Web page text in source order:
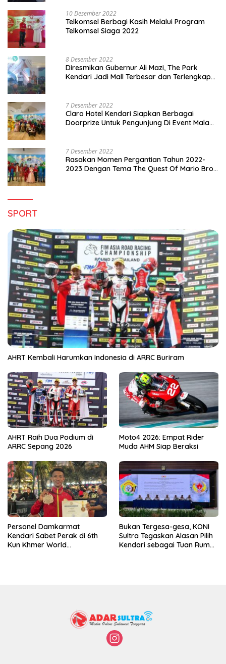
10 Desember 2022
Telkomsel Berbagi Kasih Melalui Program
Telkomsel Siaga 2022
8 Desember 2022
Diresmikan Gubernur Ali Mazi, The Park
Kendari Jadi Mall Terbesar dan Terlengkap
7 Desember 2022
Claro Hotel Kendari Siapkan Berbagai
Doorprize Untuk Pengunjung Di Event Malam
7 Desember 2022
Rasakan Momen Pergantian Tahun 2022-
2023 Dengan Tema The Quest Of Mario Bros
SPORT
AHRT Kembali Harumkan Indonesia di ARRC Buriram
AHRT Raih Dua Podium di
ARRC Sepang 2026
Moto4 2026: Empat Rider
Muda AHM Siap Beraksi
Personel Damkarmat
Kendari Sabet Perak di 6th
Kun Khmer World
Bukan Tergesa-gesa, KONI
Sultra Tegaskan Alasan Pilih
Kendari sebagai Tuan Rumah